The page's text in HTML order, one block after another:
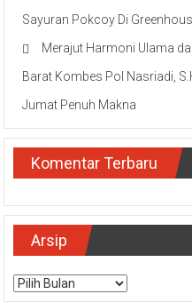
Sayuran Pokcoy Di
Merajut Harmoni Ulama
Barat Kombes Pol Nasriadi,
Jumat Penuh Makna
Komentar Terbaru
Arsip
Arsip